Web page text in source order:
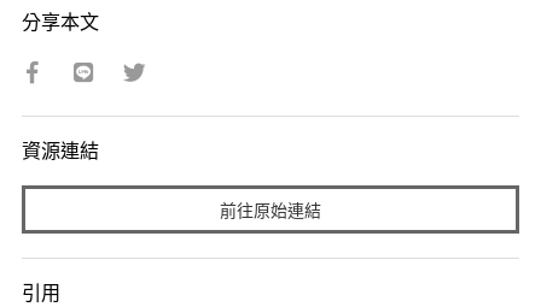
分享本文
資源連結
前往原始連結
引用